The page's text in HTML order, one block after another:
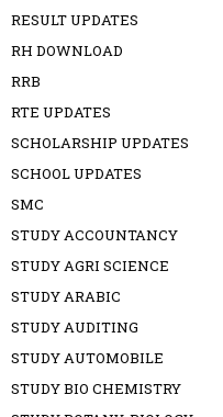
RESULT UPDATES
RH DOWNLOAD
RRB
RTE UPDATES
SCHOLARSHIP UPDATES
SCHOOL UPDATES
SMC
STUDY ACCOUNTANCY
STUDY AGRI SCIENCE
STUDY ARABIC
STUDY AUDITING
STUDY AUTOMOBILE
STUDY BIO CHEMISTRY